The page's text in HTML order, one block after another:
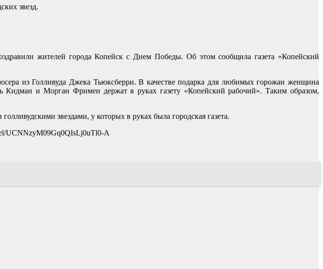
звезд.
жителей города Копейск с Днем Победы. Об этом сообщила газета «Копейский
из Голливуда Джека Тьюксберри. В качестве подарка для любимых горожан женщина
Кидман и Морган Фримен держат в руках газету «Копейский рабочий». Таким образом,
звездами, у которых в руках была городская газета.
UCNNzyM09Gq0QIsLj0uTl0-A